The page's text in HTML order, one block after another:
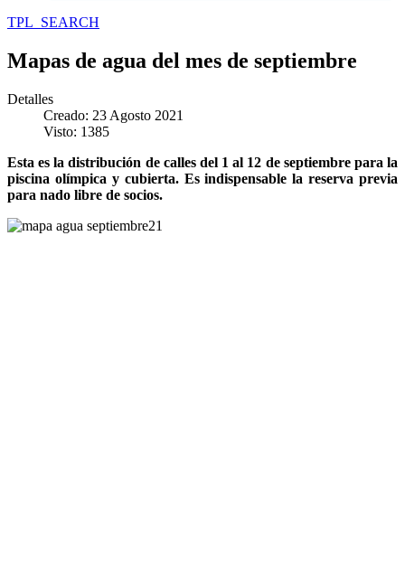
TPL_SEARCH
Mapas de agua del mes de septiembre
Detalles
Creado: 23 Agosto 2021
Visto: 1385
Esta es la distribución de calles del 1 al 12 de septiembre para la
piscina olímpica y cubierta. Es indispensable la reserva previa
para nado libre de socios.